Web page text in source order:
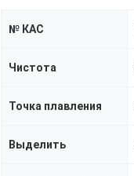
№ КАС
Чистота
Точка плавления
Выделить